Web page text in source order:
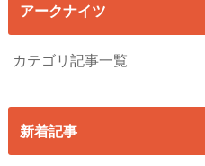
アークナイツ
カテゴリ記事一覧
新着記事